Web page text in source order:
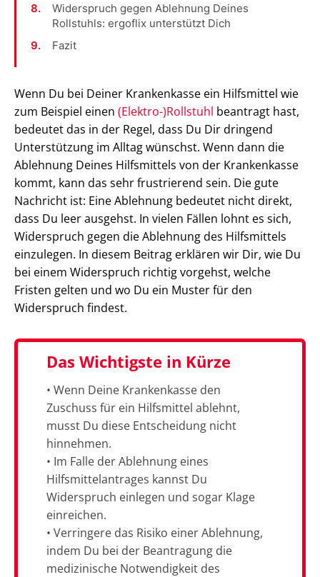
Widerspruch gegen Ablehnung Deines
Rollstuhls: ergoflix unterstützt Dich
Fazit
Wenn Du bei Deiner Krankenkasse ein Hilfsmittel wie
zum Beispiel einen (Elektro-)Rollstuhl beantragt hast,
bedeutet das in der Regel, dass Du Dir dringend
Unterstützung im Alltag wünschst. Wenn dann die
Ablehnung Deines Hilfsmittels von der Krankenkasse
kommt, kann das sehr frustrierend sein. Die gute
Nachricht ist: Eine Ablehnung bedeutet nicht direkt,
dass Du leer ausgehst. In vielen Fällen lohnt es sich,
Widerspruch gegen die Ablehnung des Hilfsmittels
einzulegen. In diesem Beitrag erklären wir Dir, wie Du
bei einem Widerspruch richtig vorgehst, welche
Fristen gelten und wo Du ein Muster für den
Widerspruch findest.
Das Wichtigste in Kürze
• Wenn Deine Krankenkasse den
Zuschuss für ein Hilfsmittel ablehnt,
musst Du diese Entscheidung nicht
hinnehmen.
• Im Falle der Ablehnung eines
Hilfsmittelantrages kannst Du
Widerspruch einlegen und sogar Klage
einreichen.
• Verringere das Risiko einer Ablehnung,
indem Du bei der Beantragung die
medizinische Notwendigkeit des